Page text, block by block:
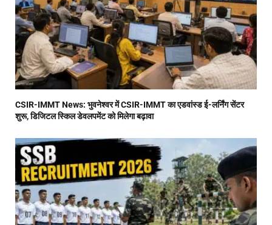
CSIR-IMMT News: भुवनेश्वर में CSIR-IMMT का एडवांस्ड ई-लर्निंग सेंटर
शुरू, डिजिटल स्किल डेवलपमेंट को मिलेगा बढ़ावा